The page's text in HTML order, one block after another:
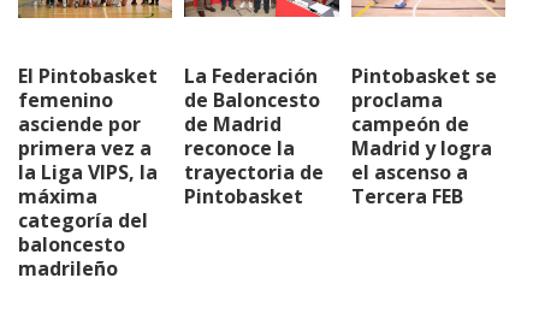
El Pintobasket
femenino
asciende por
primera vez a
la Liga VIPS, la
máxima
categoría del
baloncesto
madrileño
La Federación
de Baloncesto
de Madrid
reconoce la
trayectoria de
Pintobasket
Pintobasket se
proclama
campeón de
Madrid y logra
el ascenso a
Tercera FEB